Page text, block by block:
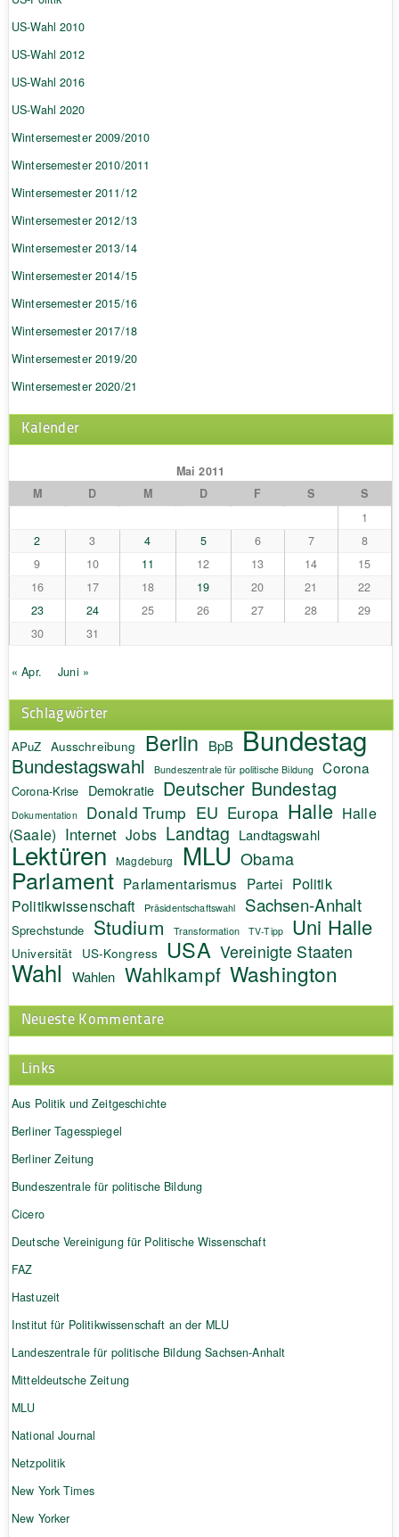
US-Wahl 2010
US-Wahl 2012
US-Wahl 2016
US-Wahl 2020
Wintersemester 2009/2010
Wintersemester 2010/2011
Wintersemester 2011/12
Wintersemester 2012/13
Wintersemester 2013/14
Wintersemester 2014/15
Wintersemester 2015/16
Wintersemester 2017/18
Wintersemester 2019/20
Wintersemester 2020/21
Kalender
Mai 2011
M
D M D F S
S
1
2
3 4 5 6 7
8
9
10 11 12 13 14
15
16
17 18 19 20 21
22
23
24 25 26 27 28
29
30
31
« Apr. Juni »
Schlagwörter
APuZ Ausschreibung Berlin BpB Bundestag
Bundestagswahl Bundeszentrale für politische Bildung Corona
Corona-Krise Demokratie Deutscher Bundestag
Dokumentation Donald Trump EU Europa Halle Halle
(Saale) Internet Jobs Landtag Landtagswahl
Lektüren Magdeburg MLU Obama
Parlament Parlamentarismus Partei Politik
Politikwissenschaft Präsidentschaftswahl Sachsen-Anhalt
Sprechstunde Studium Transformation TV-Tipp Uni Halle
Universität US-Kongress USA Vereinigte Staaten
Wahl Wahlen Wahlkampf Washington
Neueste Kommentare
Links
Aus Politik und Zeitgeschichte
Berliner Tagesspiegel
Berliner Zeitung
Bundeszentrale für politische Bildung
Cicero
Deutsche Vereinigung für Politische Wissenschaft
FAZ
Hastuzeit
Institut für Politikwissenschaft an der MLU
Landeszentrale für politische Bildung Sachsen-Anhalt
Mitteldeutsche Zeitung
MLU
National Journal
Netzpolitik
New York Times
New Yorker